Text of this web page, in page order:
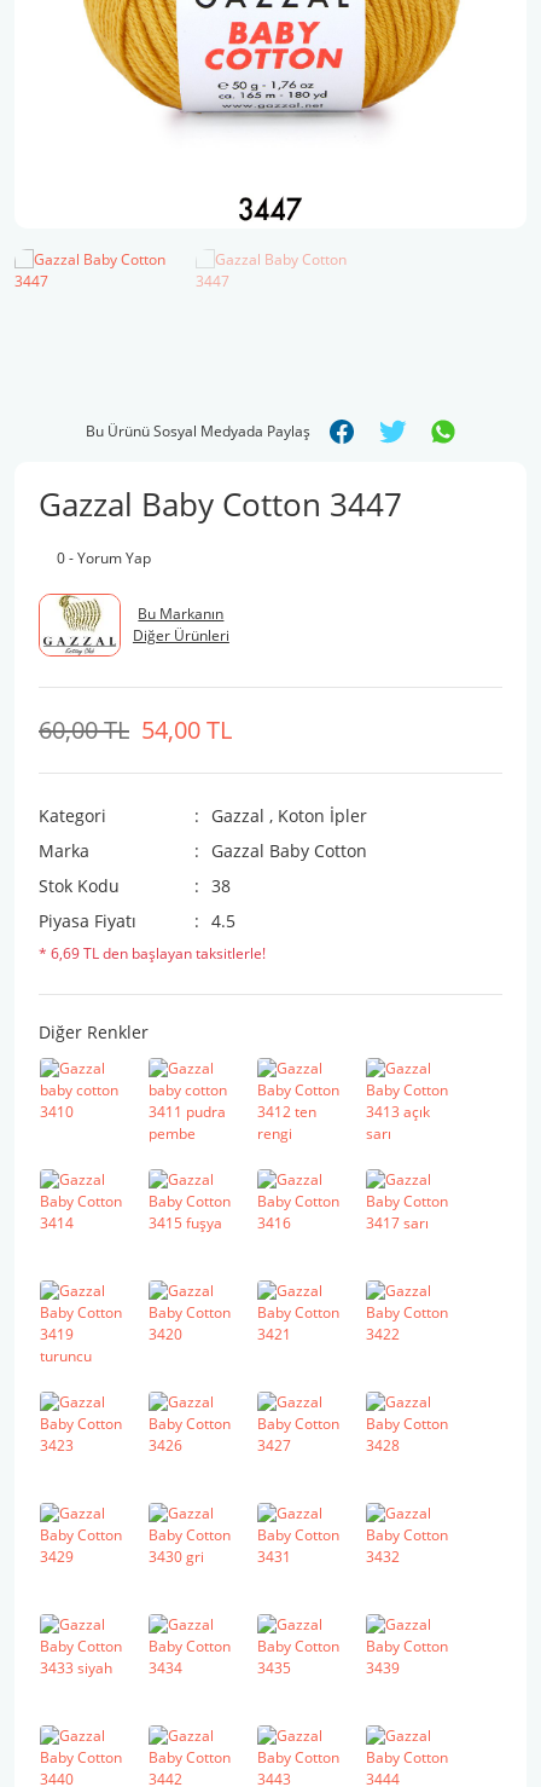
Bu Ürünü Sosyal Medyada Paylaş
Gazzal Baby Cotton 3447
0 - Yorum Yap
Bu Markanın
Diğer Ürünleri
54,00 TL
60,00 TL
Kategori Gazzal , Koton İpler
Marka
Gazzal Baby Cotton
Stok Kodu
38
Piyasa Fiyatı
4.5
* 6,69 TL den başlayan taksitlerle!
Diğer Renkler